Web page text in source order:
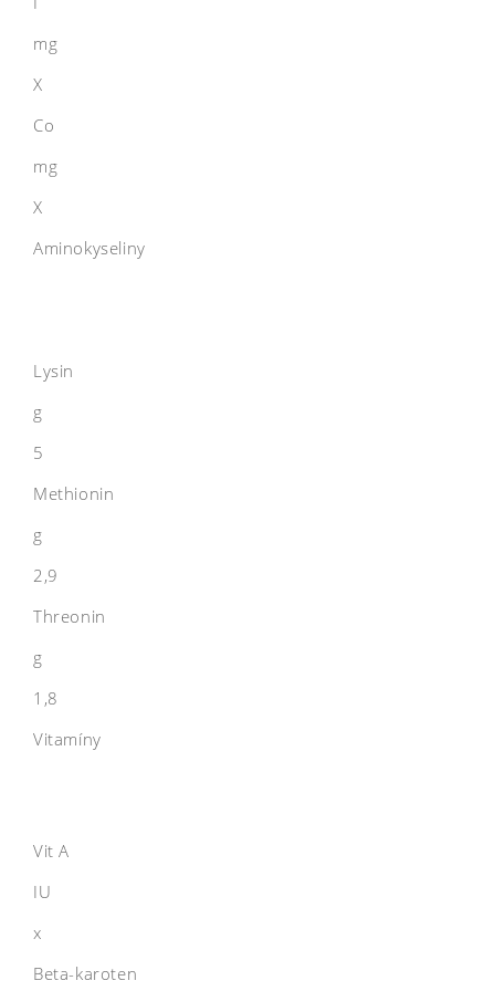
mg
X
Co
mg
X
Aminokyseliny
Lysin
g
5
Methionin
g
2,9
Threonin
g
1,8
Vitamíny
Vit A
IU
x
Beta-karoten